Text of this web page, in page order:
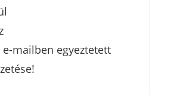
mailben egyeztetett